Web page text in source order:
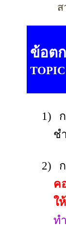
ส
ข้อต
1)
ช
2)
ค
ใ
ท